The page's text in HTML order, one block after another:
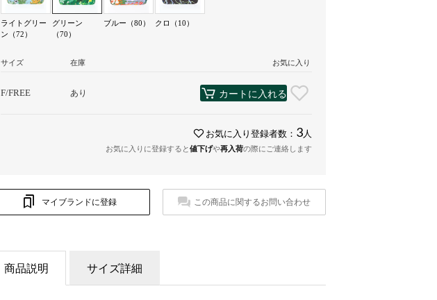
ライトグリー
ン（72）
グリーン
（70）
ブルー（80） クロ（10）
サイズ 在庫 お気に入り
F/FREE あり カートに入れる
お気に入り登録者数： 3 人
お気に入りに登録すると値下げや再入荷の際にご連絡します
マイブランドに登録 この商品に関するお問い合わせ
商品説明 サイズ詳細